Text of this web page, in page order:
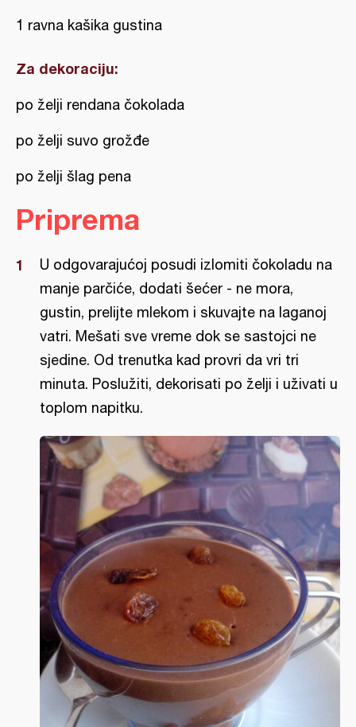
1 ravna kašika gustina
Za dekoraciju:
po želji rendana čokolada
po želji suvo grožđe
po želji šlag pena
Priprema
U odgovarajućoj posudi izlomiti čokoladu na
manje parčiće, dodati šećer - ne mora,
gustin, prelijte mlekom i skuvajte na laganoj
vatri. Mešati sve vreme dok se sastojci ne
sjedine. Od trenutka kad provri da vri tri
minuta. Poslužiti, dekorisati po želji i uživati u
toplom napitku.